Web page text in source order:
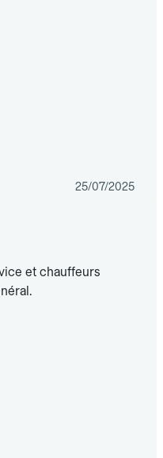
25/07/2025
et chauffeurs